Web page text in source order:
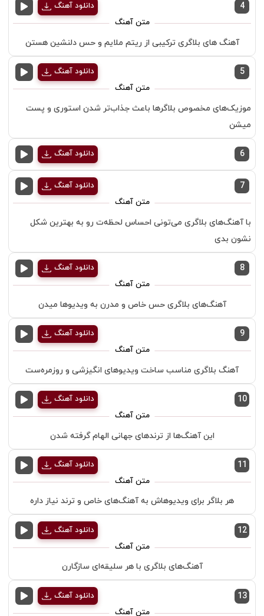
4 دانلود آهنگ
آهنگ‌ های بلاگری ترکیبی از ریتم ملایم و حس دلنشین هستن
5 دانلود آهنگ
موزیک‌های مخصوص بلاگرها باعث جذاب‌تر شدن استوری و پست
میشن
6 دانلود آهنگ
7 دانلود آهنگ
با آهنگ‌های بلاگری می‌تونی احساس لحظه‌ت رو به بهترین شکل
نشون بدی
8 دانلود آهنگ
آهنگ‌های بلاگری حس خاص و مدرن به ویدیوها میدن
9 دانلود آهنگ
آهنگ بلاگری مناسب ساخت ویدیوهای انگیزشی و روزمره‌ست
10 دانلود آهنگ
این آهنگ‌ها از ترندهای جهانی الهام گرفته شدن
11 دانلود آهنگ
هر بلاگر برای ویدیوهاش به آهنگ‌های خاص و ترند نیاز داره
12 دانلود آهنگ
آهنگ‌های بلاگری با هر سلیقه‌ای سازگارن
13 دانلود آهنگ